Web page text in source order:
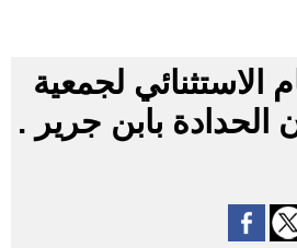
الاستثنائي لجمعية
الحدادة بابن جرير .